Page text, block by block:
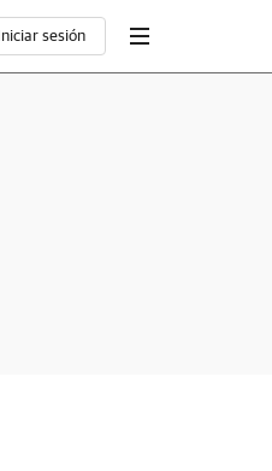
Iniciar sesión